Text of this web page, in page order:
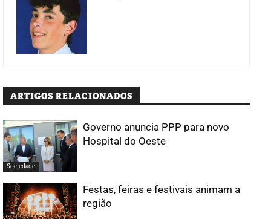
ARTIGOS RELACIONADOS
Sociedade
Governo anuncia PPP para novo
Hospital do Oeste
Festas, feiras e festivais animam a
região